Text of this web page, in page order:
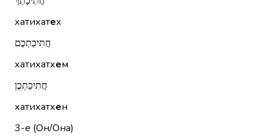
хатихатех
חֲתִיכַתְכֶם
хатихатхем
חֲתִיכַתְכֶן
хатихатхен
3-е (Он/Она)